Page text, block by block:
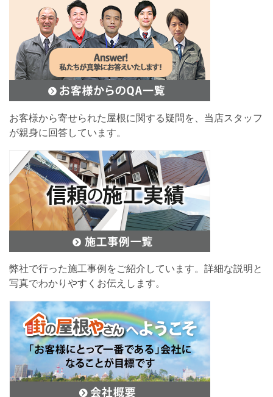
お客様から寄せられた屋根に関する疑問を、当店スタッフ
が親身に回答しています。
弊社で行った施工事例をご紹介しています。詳細な説明と
写真でわかりやすくお伝えします。